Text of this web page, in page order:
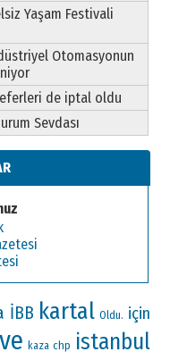
Yaşam Festivali
Otomasyonun
de iptal oldu
Sevdası
İBB kartal Oldu. için
ve kaza chp istanbul